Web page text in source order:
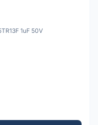
1uF 50V